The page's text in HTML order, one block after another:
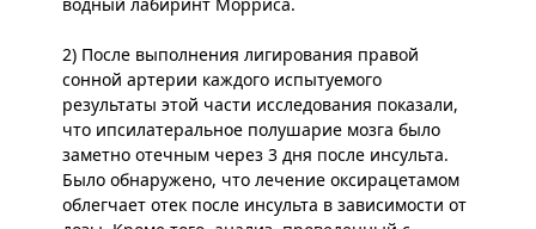
водный лабиринт Морриса.
2) После выполнения лигирования правой
сонной артерии каждого испытуемого
результаты этой части исследования показали,
что ипсилатеральное полушарие мозга было
заметно отечным через 3 дня после инсульта.
Было обнаружено, что лечение оксирацетамом
облегчает отек после инсульта в зависимости от